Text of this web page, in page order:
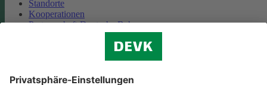
Standorte
Kooperationen
Partnerschaft Deutsche Bahn